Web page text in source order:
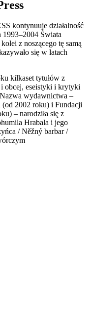
kontynuuje działalność
1993–2004 Świata
z noszącego tę samą
się w latach
kilkaset tytułów z
obcej, eseistyki i krytyki
wydawnictwa –
(od 2002 roku) i Fundacji
– narodziła się z
Hrabala i jego
/ Něžný barbar /